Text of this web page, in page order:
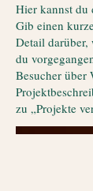
Hier kannst du
Gib einen
Detail
du
Besucher über
zu „Projekte